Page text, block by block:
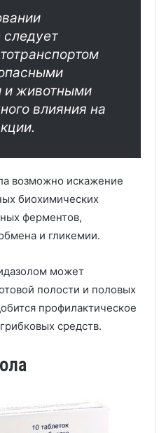
следует
и животными
влияния на
возможно искажение
биохимических
ферментов,
и гликемии.
может
полости и половых
профилактическое
средств.